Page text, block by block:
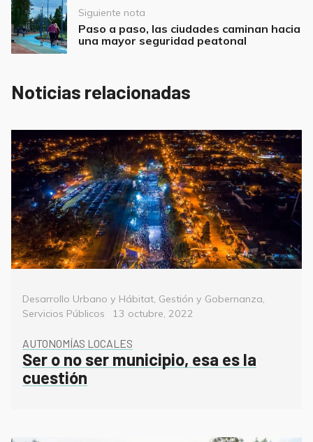
Siguiente nota
Paso a paso, las ciudades caminan hacia
una mayor seguridad peatonal
Noticias relacionadas
Categorías
Desarrollo Urbano y Hábitat, Gestión y Gobernanza,
Servicios Públicos
Posted
13 octubre, 2022
AUTONOMÍAS LOCALES
Ser o no ser municipio, esa es la
cuestión